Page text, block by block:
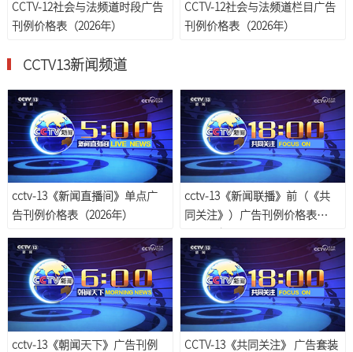
CCTV-12社会与法频道时段广告
刊例价格表（2026年）
CCTV-12社会与法频道栏目广告
刊例价格表（2026年）
CCTV13新闻频道
cctv-13《新闻直播间》单点广
告刊例价格表（2026年）
cctv-13《新闻联播》前（《共
同关注》）广告刊例价格表
cctv-13《朝闻天下》广告刊例
CCTV-13《共同关注》 广告套装